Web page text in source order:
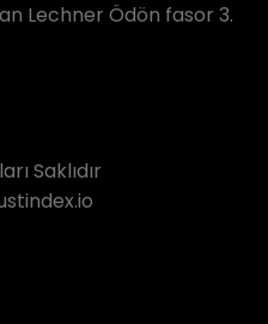
Lechner Ödön fasor 3.
Saklıdır